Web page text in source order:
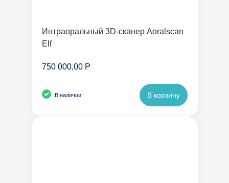
Интраоральный 3D-сканер Aoralscan
Elf
750 000,00 Р
В наличии В корзину